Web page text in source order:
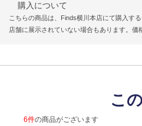
購入について
こちらの商品は、Finds横川本店にて購入する
店舗に展示されていない場合もあります。
こ
6件の商品がございます